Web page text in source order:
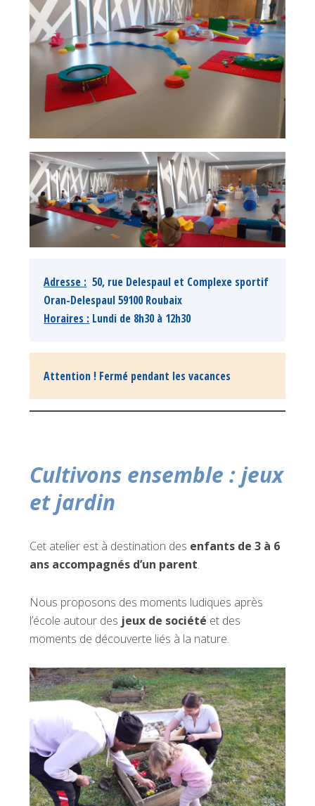
Adresse :
  50, rue Delespaul et Complexe sportif
Oran-Delespaul 59100 Roubaix
Horaires : Lundi de 8h30 à 12h30
Attention ! Fermé pendant les vacances
Cultivons ensemble : jeux
et jardin
Cet atelier est à destination des enfants de 3 à 6
ans accompagnés d’un parent.
Nous proposons des moments ludiques après
l’école autour des jeux de société et des
moments de découverte liés à la nature.